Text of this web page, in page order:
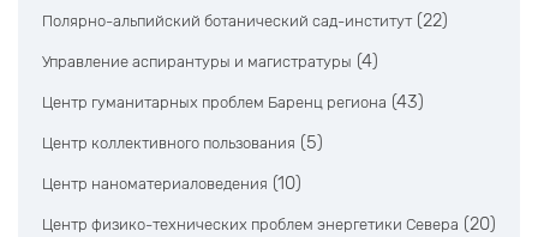
Полярно-альпийский ботанический сад-институт (22)
Управление аспирантуры и магистратуры (4)
Центр гуманитарных проблем Баренц региона (43)
Центр коллективного пользования (5)
Центр наноматериаловедения (10)
Центр физико-технических проблем энергетики Севера (20)